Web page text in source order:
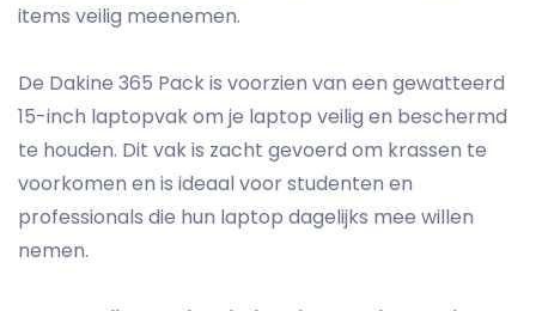
items veilig meenemen.
De Dakine 365 Pack is voorzien van een gewatteerd
15-inch laptopvak om je laptop veilig en beschermd
te houden. Dit vak is zacht gevoerd om krassen te
voorkomen en is ideaal voor studenten en
professionals die hun laptop dagelijks mee willen
nemen.